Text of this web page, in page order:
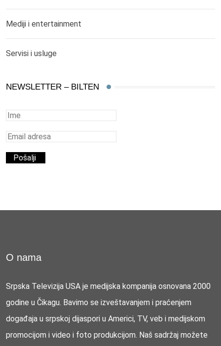
Mediji i entertainment
Servisi i usluge
NEWSLETTER – BILTEN
O nama
Srpska Televizija USA je medijska kompanija osnovana 2000
godine u Čikagu. Bavimo se izveštavanjem i praćenjem
događaja u srpskoj dijaspori u Americi, TV, veb i medijskom
promocijom i video i foto produkcijom. Naš sadržaj možete